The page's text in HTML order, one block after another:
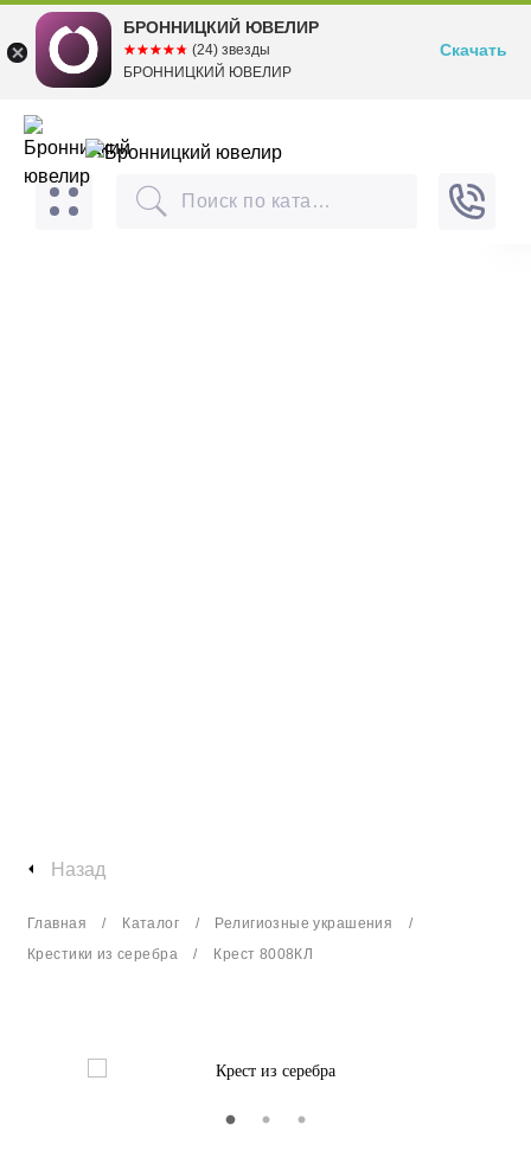
Назад
Главная Каталог
Религиозные украшения
Крестики из серебра
Крест 8008КЛ
БРОННИЦКИЙ ЮВЕЛИР
☆☆☆☆☆
★★★★★ (24) звезды
БРОННИЦКИЙ ЮВЕЛИР
Скачать